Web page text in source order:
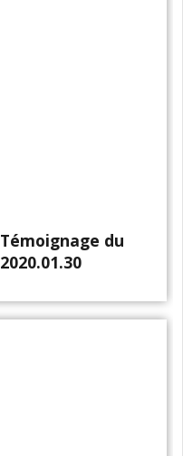
Témoignage du
2020.01.30